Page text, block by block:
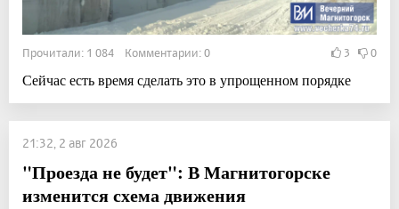
Прочитали: 1 084 Комментарии: 0 3 0
Сейчас есть время сделать это в упрощенном порядке
21:32, 2 авг 2026
"Проезда не будет": В Магнитогорске
изменится схема движения